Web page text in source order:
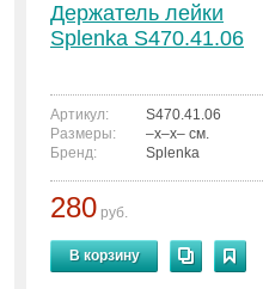
Держатель лейки
Splenka S470.41.06
Артикул:
S470.41.06
Размеры:
–x–x– см.
Бренд:
Splenka
280 руб.
В корзину